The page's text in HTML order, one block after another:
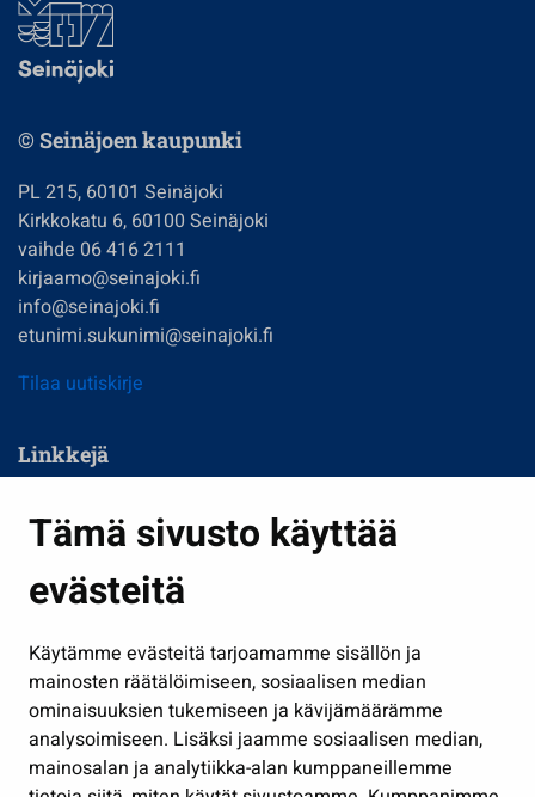
Tämä sivusto käyttää
evästeitä
Käytämme evästeitä tarjoamamme sisällön ja
mainosten räätälöimiseen, sosiaalisen median
ominaisuuksien tukemiseen ja kävijämäärämme
analysoimiseen. Lisäksi jaamme sosiaalisen median,
mainosalan ja analytiikka-alan kumppaneillemme
© Seinäjoen kaupunki
PL 215, 60101 Seinäjoki
Kirkkokatu 6, 60100 Seinäjoki
vaihde 06 416 2111
kirjaamo@seinajoki.fi
info@seinajoki.fi
etunimi.sukunimi@seinajoki.fi
Tilaa uutiskirje
Linkkejä
Kasvatus ja opetus
Kulttuuri ja liikunta
Työ ja yrittäminen
Osallistu ja asioi
Näytä omat evästeasetukseni